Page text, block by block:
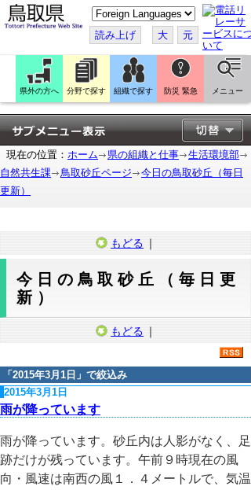
こ
の
ペ
ー
ジ
翻
訳
す
る
読み上げ 大 元
県外の方へ 分野で探す 組織で探す 防災 緊急 メニュー
現在の位置： ホーム 県の組織と仕事
生活環境部
自然共生課
鳥取砂丘ページ
今日の鳥取砂丘（毎日
更新）
もどる ｜
今日の鳥取砂丘（毎日更
新）
もどる ｜
「 2015年3月1日 」で絞込み
2015年3月1日
雨が降っています
雨が降っています。砂丘内は人影がなく、足
跡だけが残っています。午前９時現在の風
向・風速は南西の風１．４メートルで、気温